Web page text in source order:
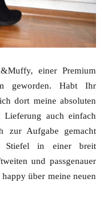
einer Premium
geworden. Habt Ihr
dort meine absoluten
Lieferung auch einfach
zur Aufgabe gemacht
Stiefel in einer breit
und passgenauer
über meine neuen